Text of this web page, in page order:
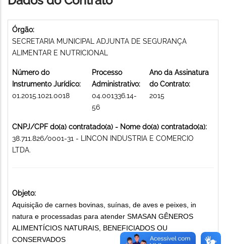
Órgão:
SECRETARIA MUNICIPAL ADJUNTA DE SEGURANÇA
ALIMENTAR E NUTRICIONAL
Número do
Instrumento Jurídico:
01.2015.1021.0018
Processo
Administrativo:
04.001336.14-
56
Ano da Assinatura
do Contrato:
2015
CNPJ/CPF do(a) contratado(a) - Nome do(a) contratado(a):
38.711.826/0001-31 - LINCON INDUSTRIA E COMERCIO
LTDA.
Objeto:
Aquisição de carnes bovinas, suínas, de aves e peixes, in
natura e processadas para atender SMASAN GÊNEROS
ALIMENTÍCIOS NATURAIS, BENEFICIADOS OU
CONSERVADOS